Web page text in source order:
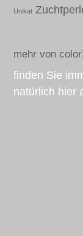
Unikat
mehr von
finden Sie
natürlich hier